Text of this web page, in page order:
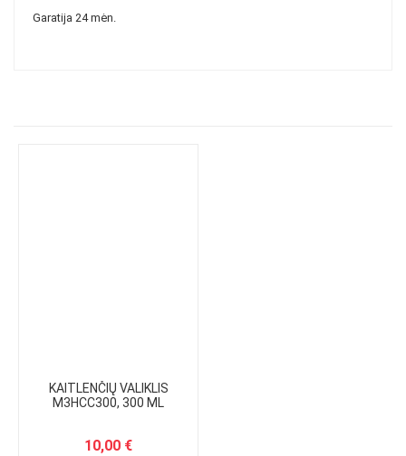
Garatija 24 mėn.
KAITLENČIŲ VALIKLIS
M3HCC300, 300 ML
10,00 €